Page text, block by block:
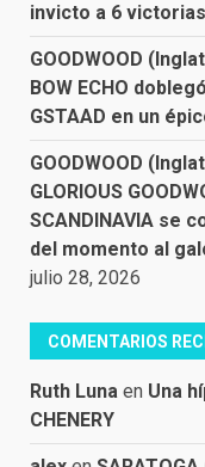
invicto a 6
GOODWOOD
BOW ECHO
GSTAAD en un
GOODWOOD
GLORIOUS
SCANDINAVIA se
del momento al
julio 28, 2026
COMENTARIOS
Ruth Luna en Una
CHENERY